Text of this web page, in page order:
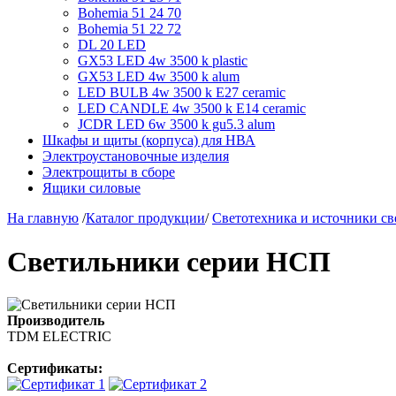
Bohemia 51 24 70
Bohemia 51 22 72
DL 20 LED
GX53 LED 4w 3500 k plastic
GX53 LED 4w 3500 k alum
LED BULB 4w 3500 k E27 ceramic
LED CANDLE 4w 3500 k E14 ceramic
JCDR LED 6w 3500 k gu5.3 alum
Шкафы и щиты (корпуса) для НВА
Электроустановочные изделия
Электрощиты в сборе
Ящики силовые
На главную /Каталог продукции/Светотехника и источники
Светильники серии НСП
Производитель
TDM ЕLECTRIC
Сертификаты: